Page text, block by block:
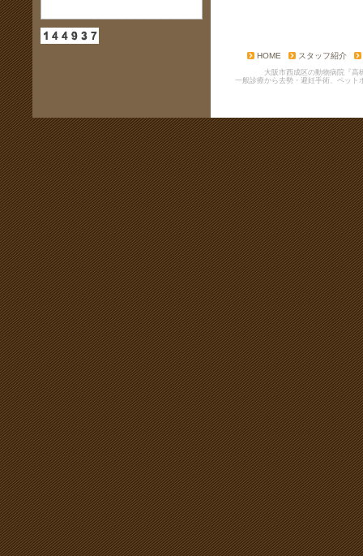
HOME スタッフ紹介
大阪市西成区の動物病院『高
一般診療から去勢・避妊手術、ペット